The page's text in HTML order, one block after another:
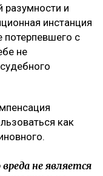
разумности и
инстанция
потерпевшего с
не
как
не является